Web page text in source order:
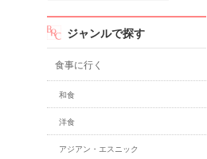
ジャンルで探す
食事に行く
和食
洋食
アジアン・エスニック